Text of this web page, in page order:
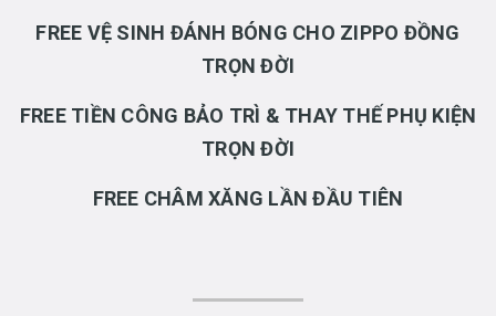
FREE VỆ SINH ĐÁNH BÓNG CHO ZIPPO ĐỒNG
TRỌN ĐỜI
FREE TIỀN CÔNG BẢO TRÌ & THAY THẾ PHỤ KIỆN
TRỌN ĐỜI
FREE CHÂM XĂNG LẦN ĐẦU TIÊN